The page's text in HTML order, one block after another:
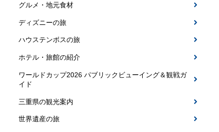
グルメ・地元食材
ディズニーの旅
ハウステンボスの旅
ホテル・旅館の紹介
ワールドカップ2026 パブリックビューイング＆観戦ガ
イド
三重県の観光案内
世界遺産の旅